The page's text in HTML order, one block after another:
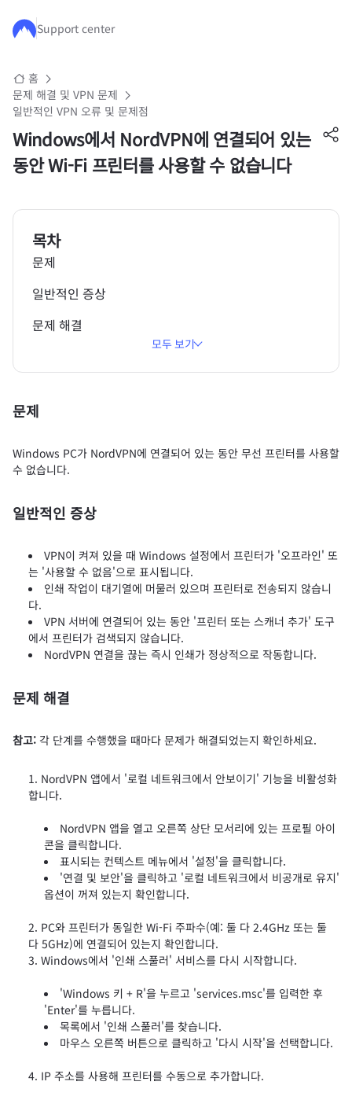
주요 콘텐츠로 건너뛰기
Support center
홈
문제 해결 및 VPN 문제
일반적인 VPN 오류 및 문제점
Windows에서 NordVPN에 연결되어 있는
동안 Wi-Fi 프린터를 사용할 수 없습니다
목차
문제
일반적인 증상
문제 해결
모두 보기
문제
Windows PC가 NordVPN에 연결되어 있는 동안 무선 프린터를 사용할
수 없습니다.
일반적인 증상
VPN이 켜져 있을 때 Windows 설정에서 프린터가 '오프라인' 또
는 '사용할 수 없음'으로 표시됩니다.
인쇄 작업이 대기열에 머물러 있으며 프린터로 전송되지 않습니
다.
VPN 서버에 연결되어 있는 동안 '프린터 또는 스캐너 추가' 도구
에서 프린터가 검색되지 않습니다.
NordVPN 연결을 끊는 즉시 인쇄가 정상적으로 작동합니다.
문제 해결
참고: 각 단계를 수행했을 때마다 문제가 해결되었는지 확인하세요.
NordVPN 앱에서 '로컬 네트워크에서 안보이기' 기능을 비활성화
합니다.
NordVPN 앱을 열고 오른쪽 상단 모서리에 있는 프로필 아이
콘을 클릭합니다.
표시되는 컨텍스트 메뉴에서 '설정'을 클릭합니다.
'연결 및 보안'을 클릭하고 '로컬 네트워크에서 비공개로 유지'
옵션이 꺼져 있는지 확인합니다.
PC와 프린터가 동일한 Wi-Fi 주파수(예: 둘 다 2.4GHz 또는 둘
다 5GHz)에 연결되어 있는지 확인합니다.
Windows에서 '인쇄 스풀러' 서비스를 다시 시작합니다.
'Windows 키 + R'을 누르고 'services.msc'를 입력한 후
'Enter'를 누릅니다.
목록에서 '인쇄 스풀러'를 찾습니다.
마우스 오른쪽 버튼으로 클릭하고 '다시 시작'을 선택합니다.
IP 주소를 사용해 프린터를 수동으로 추가합니다.